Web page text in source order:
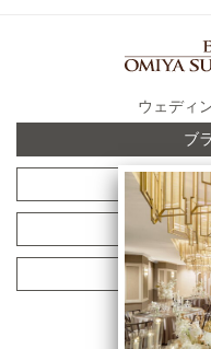
ウェディ
ブ
ベルヴ